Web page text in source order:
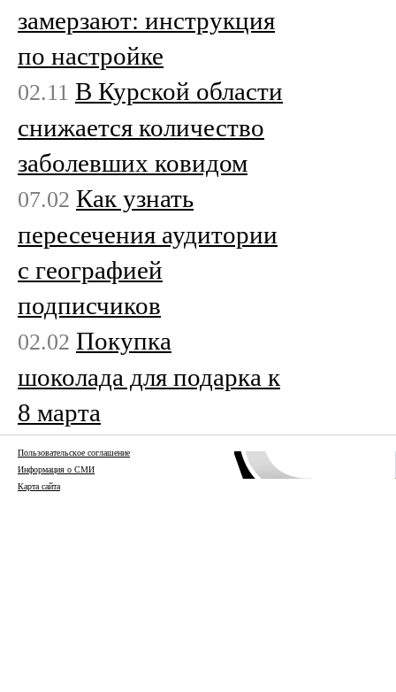
замерзают: инструкция
по настройке
02.11 В Курской области
снижается количество
заболевших ковидом
07.02 Как узнать
пересечения аудитории
с географией
подписчиков
02.02 Покупка
шоколада для подарка к
8 марта
Пользовательское соглашение
Информация о СМИ
Карта сайта